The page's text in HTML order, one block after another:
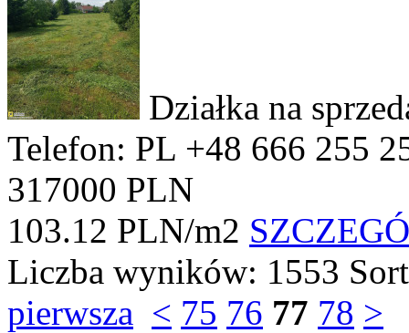
Działka na
Telefon: PL +48 666 255
317000 PLN
103.12 PLN/m2
Liczba wyników: 1553
pierwsza < 75 76 77 78 >